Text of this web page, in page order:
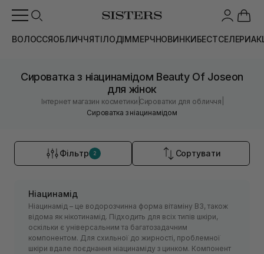
ВОЛОССЯОБЛИЧЧЯТІЛОДІММЕРЧНОВИНКИБЕСТСЕЛЕРИ
Сироватка з ніацинамідом Beauty Of Joseon
для жінок
Інтернет магазин косметики |Сироватки для обличчя
Сироватка з ніацинамідом
Фільтр 2 Сортувати
Ніацинамід
Ніацинамід – це водорозчинна форма вітаміну B3, також
відома як нікотинамід. Підходить для всіх типів шкіри,
оскільки є універсальним та багатозадачним
компонентом. Для схильної до жирності, проблемної
шкіри вдале поєднання ніацинаміду з цинком. Компонент